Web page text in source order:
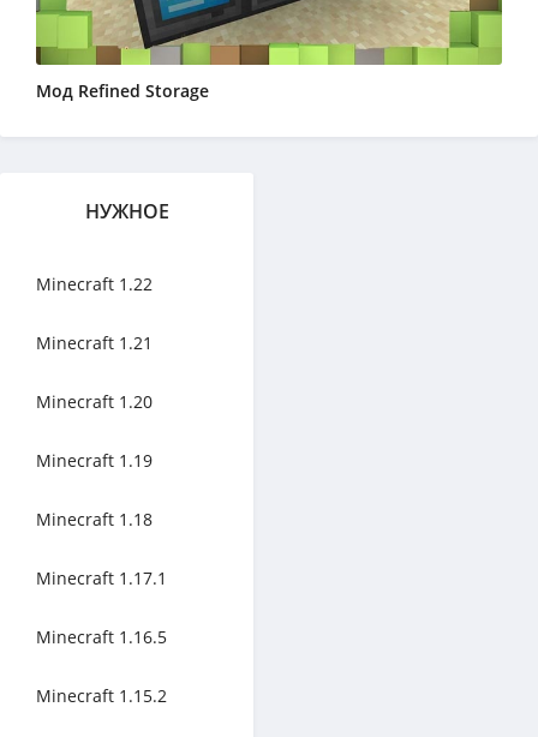
Мод Refined Storage
НУЖНОЕ
Minecraft 1.22
Minecraft 1.21
Minecraft 1.20
Minecraft 1.19
Minecraft 1.18
Minecraft 1.17.1
Minecraft 1.16.5
Minecraft 1.15.2